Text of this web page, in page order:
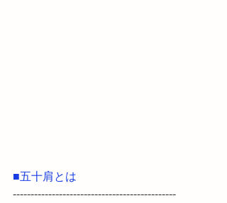
■五十肩とは
----------------------------------------------